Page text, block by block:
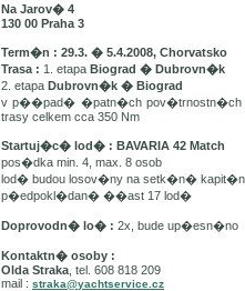
Na Jarov� 4
130 00 Praha 3
Term�n : 29.3. � 5.4.2008, Chorvatsko
Trasa : 1. etapa Biograd � Dubrovn�k
2. etapa Dubrovn�k � Biograd
v p��pad� �patn�ch pov�trnostn�ch
trasy celkem cca 350 Nm
Startuj�c� lod� : BAVARIA 42 Match
pos�dka min. 4, max. 8 osob
lod� budou losov�ny na setk�n�
p�edpokl�dan� ��ast 17 lod�
Doprovodn� lo� : 2x, bude up�esn�no
Kontaktn� osoby :
Olda Straka , tel. 608 818 209
mail : straka@yachtservice.cz